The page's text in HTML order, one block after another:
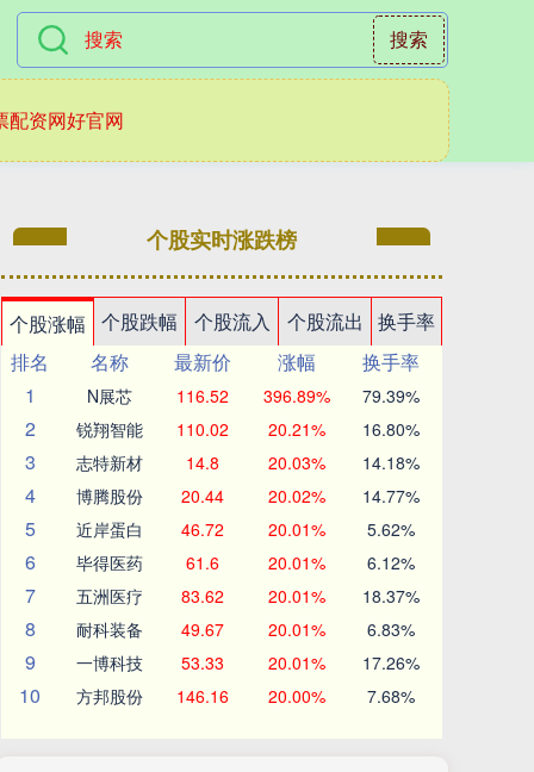
搜索
配资网好官网
个股实时涨跌榜
个股涨幅 个股跌幅 个股流入 个股流出
换手率
排名
名称 最新价 涨幅
换手率
1
N展芯 116.52 396.89% 79.39%
2 锐翔智能 110.02 20.21% 16.80%
3 志特新材 14.8 20.03% 14.18%
4 博腾股份 20.44 20.02% 14.77%
5 近岸蛋白 46.72 20.01% 5.62%
6 毕得医药 61.6 20.01% 6.12%
7 五洲医疗 83.62 20.01% 18.37%
8 耐科装备 49.67 20.01% 6.83%
9 一博科技 53.33 20.01% 17.26%
10 方邦股份 146.16 20.00% 7.68%